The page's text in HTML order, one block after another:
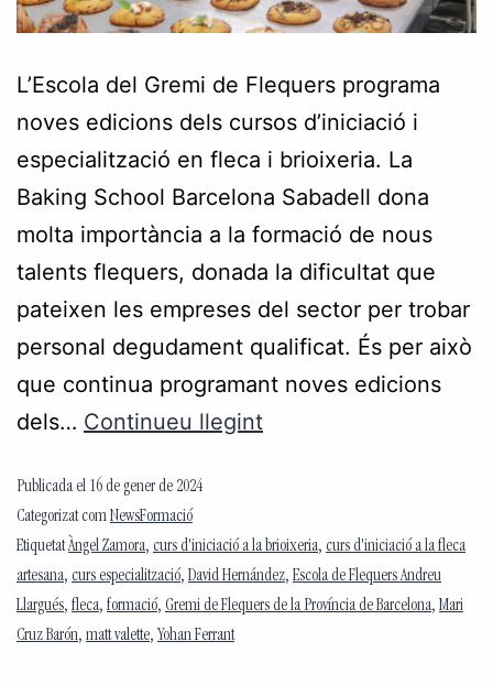
L’Escola del Gremi de Flequers programa
noves edicions dels cursos d’iniciació i
especialització en fleca i brioixeria. La
Baking School Barcelona Sabadell dona
molta importància a la formació de nous
talents flequers, donada la dificultat que
pateixen les empreses del sector per trobar
personal degudament qualificat. És per això
que continua programant noves edicions
dels… Continueu llegint
Publicada el 16 de gener de 2024
Categorizat comNewsFormació
EtiquetatÀngel Zamora, curs d'iniciació a la brioixeria, curs d'iniciació a la fleca
artesana, curs especialització, David Hernández, Escola de Flequers Andreu
Llargués, fleca, formació, Gremi de Flequers de la Província de Barcelona, Mari
Cruz Barón, matt valette, Yohan Ferrant